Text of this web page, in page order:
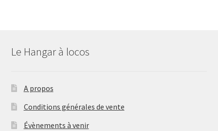
Le Hangar à locos
A propos
Conditions générales de vente
Évènements à venir